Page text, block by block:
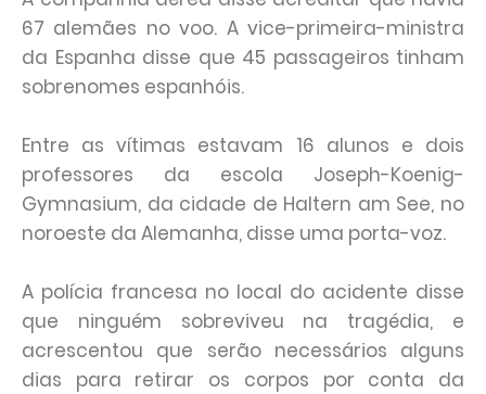
67 alemães no voo. A vice-primeira-ministra
da Espanha disse que 45 passageiros tinham
sobrenomes espanhóis.
Entre as vítimas estavam 16 alunos e dois
professores da escola Joseph-Koenig-
Gymnasium, da cidade de Haltern am See, no
noroeste da Alemanha, disse uma porta-voz.
A polícia francesa no local do acidente disse
que ninguém sobreviveu na tragédia, e
acrescentou que serão necessários alguns
dias para retirar os corpos por conta da